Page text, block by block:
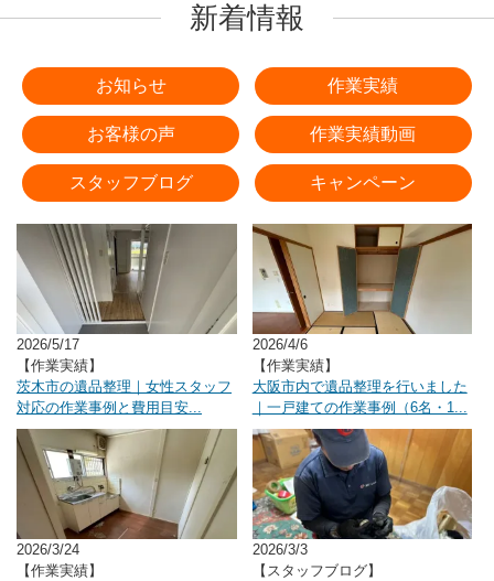
新着情報
お知らせ 作業実績
お客様の声 作業実績動画
スタッフブログ キャンペーン
2026/5/17
【作業実績】
茨木市の遺品整理｜女性スタッフ
対応の作業事例と費用目安...
2026/4/6
【作業実績】
大阪市内で遺品整理を行いました
｜一戸建ての作業事例（6名・1...
2026/3/24
【作業実績】
2026/3/3
【スタッフブログ】